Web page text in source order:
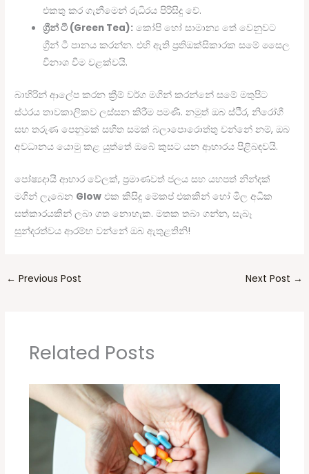
එකතු කර ගැනීමෙන් රුධිරය පිරිසිදු වේ.
ග්‍රීන් ටී (Green Tea): කෝපි හෝ සාමාන්‍ය තේ වෙනුවට
ග්‍රීන් ටී පානය කරන්න. එහි ඇති ප්‍රතිඔක්සිකාරක සමේ සෛල
විනාශ වීම වළක්වයි.
බාහිරින් ආලේප කරන ක්‍රීම් වර්ග මගින් කරන්නේ සමේ මතුපිට
ස්ථරය තාවකාලිකව ලස්සන කිරීම පමණි. නමුත් ඔබ ස්ථීර, නිරෝගී
සහ තරුණ පෙනුමක් සහිත සමක් බලාපොරොත්තු වන්නේ නම්, ඔබ
අවධානය යොමු කළ යුත්තේ ඔබේ කුසට යන ආහාරය පිළිබඳවයි.
පෝෂ්‍යදායී ආහාර වේලක්, ප්‍රමාණවත් ජලය සහ යහපත් නින්දක්
මගින් ලැබෙන Glow එක කිසිදු මේකප් එකකින් හෝ මිල අධික
සත්කාරයකින් ලබා ගත නොහැක. මතක තබා ගන්න, සැබෑ
සුන්දරත්වය ආරම්භ වන්නේ ඔබ ඇතුළතිනි!
← Previous Post Next Post →
Related Posts